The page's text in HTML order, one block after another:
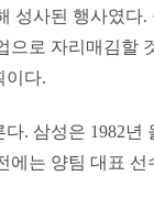
성사된 행사였다.
으로 자리매김할
이다.
. 삼성은 1982년
는 양팀 대표 선